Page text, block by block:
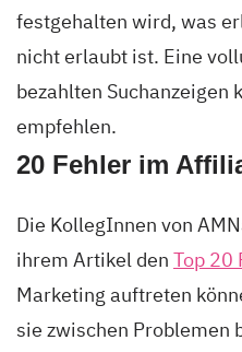
festgehalten wird, was
nicht erlaubt ist. Eine
bezahlten Suchanzeigen
empfehlen.
20 Fehler im
Die KollegInnen von
ihrem Artikel den Top 20
Marketing auftreten
sie zwischen Problemen